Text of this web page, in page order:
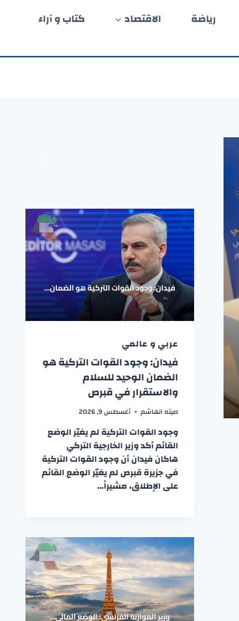
رياضة الاقتصاد
كتاب و آراء
عربي و عالمي
فيدان: وجود القوات التركية هو
الضمان الوحيد للسلام
والاستقرار في قبرص
صيته الهاشم أغسطس 9, 2026
وجود القوات التركية لم يغيّر الوضع
القائم أكد وزير الخارجية التركي
هاكان فيدان أن وجود القوات التركية
في جزيرة قبرص لم يغيّر الوضع القائم
على الإطلاق، مشيراً…